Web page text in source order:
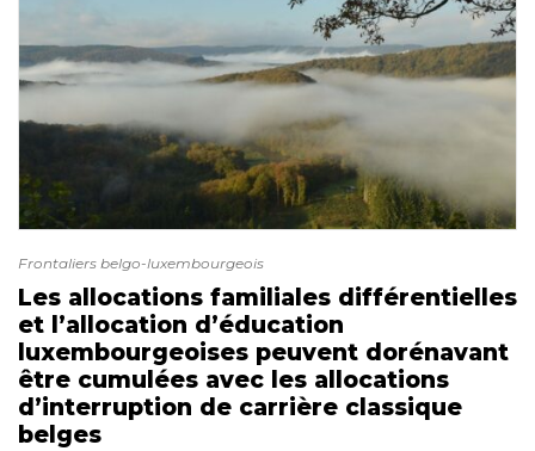
Frontaliers belgo-luxembourgeois
Les allocations familiales différentielles
et l’allocation d’éducation
luxembourgeoises peuvent dorénavant
être cumulées avec les allocations
d’interruption de carrière classique
belges